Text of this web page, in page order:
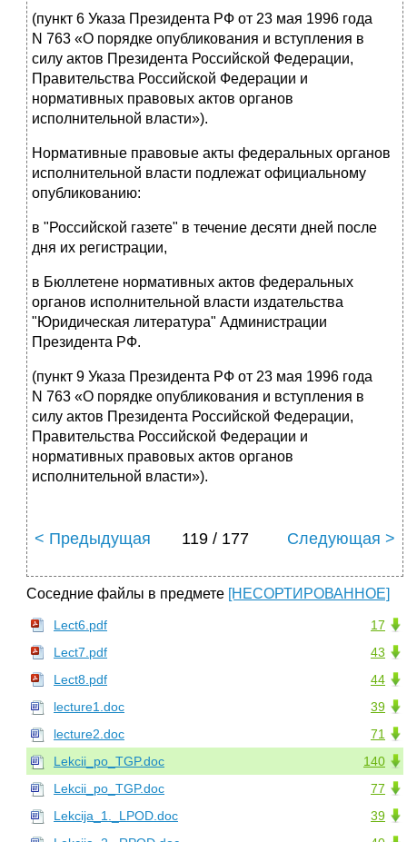
(пункт 6 Указа Президента РФ от 23 мая 1996 года
N 763 «О порядке опубликования и вступления в
силу актов Президента Российской Федерации,
Правительства Российской Федерации и
нормативных правовых актов органов
исполнительной власти»).
Нормативные правовые акты федеральных органов
исполнительной власти подлежат официальному
опубликованию:
в "Российской газете" в течение десяти дней после
дня их регистрации,
в Бюллетене нормативных актов федеральных
органов исполнительной власти издательства
"Юридическая литература" Администрации
Президента РФ.
(пункт 9 Указа Президента РФ от 23 мая 1996 года
N 763 «О порядке опубликования и вступления в
силу актов Президента Российской Федерации,
Правительства Российской Федерации и
нормативных правовых актов органов
исполнительной власти»).
< Предыдущая 119 / 177 Следующая >
Соседние файлы в предмете [НЕСОРТИРОВАННОЕ]
17
Lect6.pdf
43
Lect7.pdf
44
Lect8.pdf
39
lecture1.doc
71
lecture2.doc
140
Lekcii_po_TGP.doc
77
Lekcii_po_TGP.doc
39
Lekcija_1._LPOD.doc